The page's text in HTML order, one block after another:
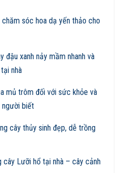
chăm sóc hoa dạ yến thảo cho
đậu xanh nảy mầm nhanh và
nhà
mủ trôm đối với sức khỏe và
biết
cây thủy sinh đẹp, dễ trồng
cây Lưỡi hổ tại nhà – cây cảnh